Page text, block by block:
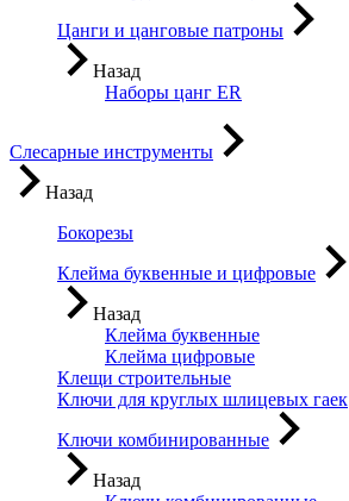
Цанги и цанговые патроны
Назад
Наборы цанг ER
Слесарные инструменты
Назад
Бокорезы
Клейма буквенные и цифровые
Назад
Клейма буквенные
Клейма цифровые
Клещи строительные
Ключи для круглых шлицевых гаек
Ключи комбинированные
Назад